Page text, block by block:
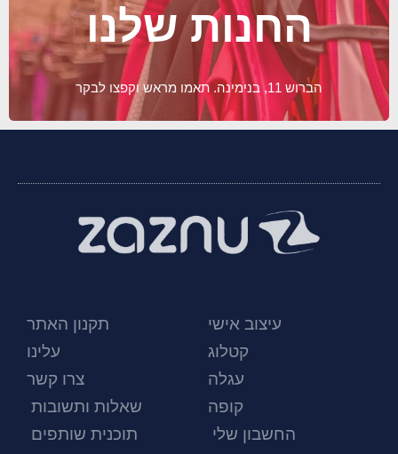
החנות שלנו
הברוש 11, בנימינה. תאמו מראש וקפצו לבקר
עיצוב אישי
קטלוג
עגלה
קופה
החשבון שלי
תקנון האתר
עלינו
צרו קשר
שאלות ותשובות
תוכנית שותפים